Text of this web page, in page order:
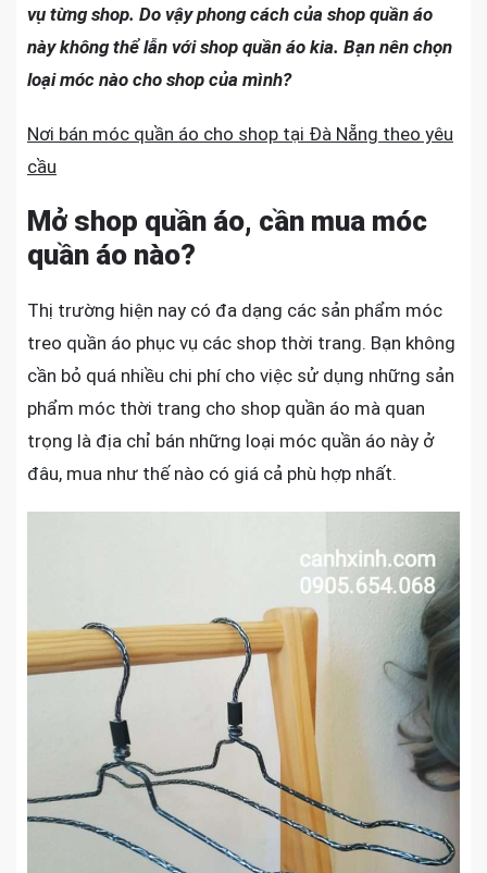
áo,
cần
quần
vụ từng shop. Do vậy phong cách của shop quần áo
này không thể lẫn với shop quần áo kia. Bạn nên chọn
loại móc nào cho shop của mình?
Nơi bán móc quần áo cho shop tại Đà Nẵng theo yêu
cầu
Mở shop quần áo, cần mua móc
quần áo nào?
Thị trường hiện nay có đa dạng các sản phẩm móc
treo quần áo phục vụ các shop thời trang. Bạn không
cần bỏ quá nhiều chi phí cho việc sử dụng những sản
phẩm móc thời trang cho shop quần áo mà quan
trọng là địa chỉ bán những loại móc quần áo này ở
đâu, mua như thế nào có giá cả phù hợp nhất.